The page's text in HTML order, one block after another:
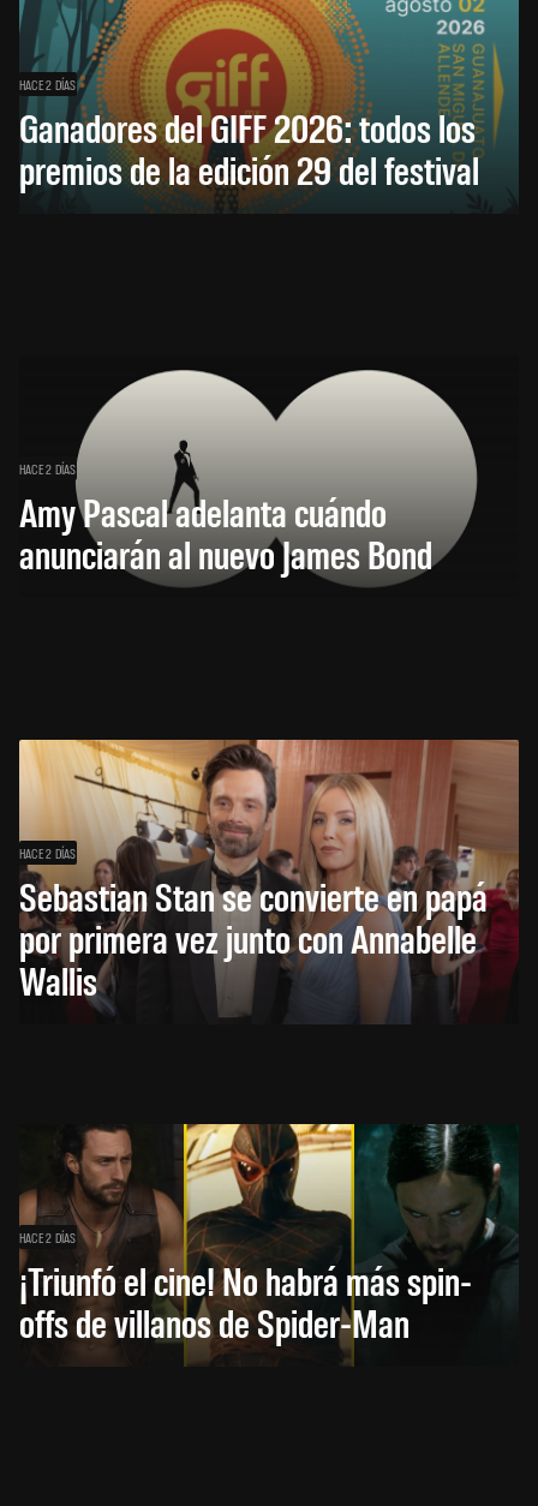
HACE 2 DÍAS
Ganadores del GIFF 2026: todos los
premios de la edición 29 del festival
HACE 2 DÍAS
Amy Pascal adelanta cuándo
anunciarán al nuevo James Bond
HACE 2 DÍAS
Sebastian Stan se convierte en papá
por primera vez junto con Annabelle
Wallis
HACE 2 DÍAS
¡Triunfó el cine! No habrá más spin-
offs de villanos de Spider-Man